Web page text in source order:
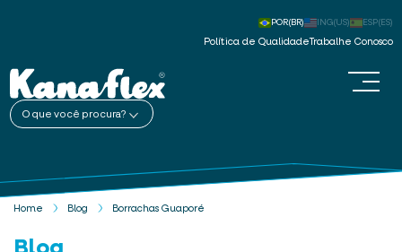
Política de Qualidade Trabalhe Conosco
POR(BR) ING(US) ESP(ES)
O que você procura?
Home Blog Borrachas Guaporé